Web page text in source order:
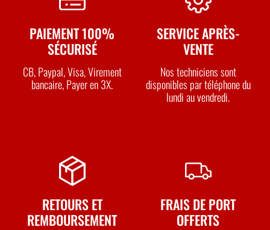
PAIEMENT 100%
SÉCURISÉ
CB, Paypal, Visa, Virement
bancaire, Payer en 3X.
SERVICE APRÈS-
VENTE
Nos techniciens sont
disponibles par téléphone du
lundi au vendredi.
RETOURS ET
REMBOURSEMENT
FRAIS DE PORT
OFFERTS